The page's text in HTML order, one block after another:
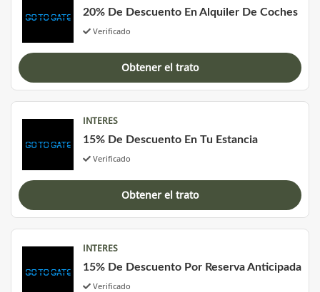
20% De Descuento En Alquiler De Coches
Verificado
Obtener el trato
INTERES
15% De Descuento En Tu Estancia
Verificado
Obtener el trato
INTERES
15% De Descuento Por Reserva Anticipada
Verificado